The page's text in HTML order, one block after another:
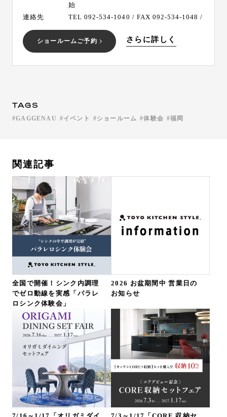
始
連絡先
TEL 092-534-1040 / FAX 092-534-1048 /
ショールームご予約 さらに詳しく
TAGS
GAGGENAU イベント ショールーム 体験会 福岡
関連記事
全国で開催！シンク内調理
でゼロ動線を実感「パラレ
ロシンク体験会」
2026 お盆期間中 営業日の
お知らせ